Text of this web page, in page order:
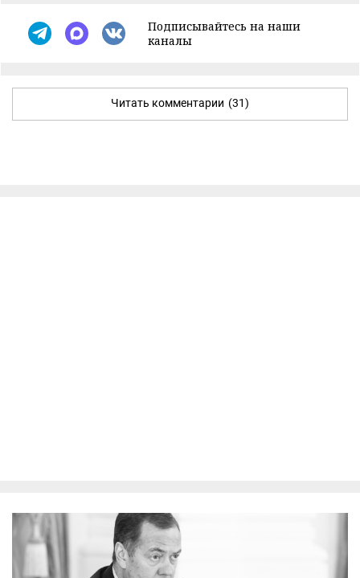
Подписывайтесь на наши
каналы
Читать комментарии (31)